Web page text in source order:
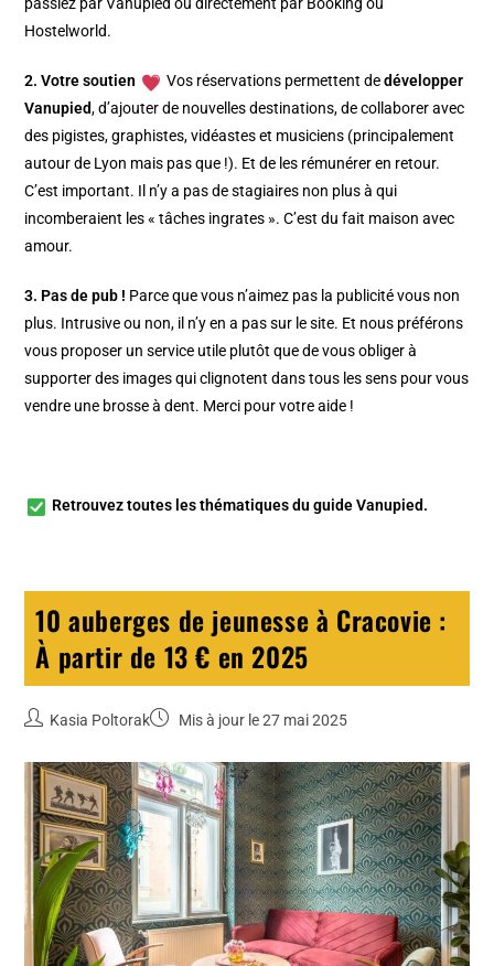
passiez par Vanupied ou directement par Booking ou
Hostelworld.
2. Votre soutien Vos réservations permettent dedévelopper
Vanupied, d’ajouter de nouvelles destinations, de collaborer avec
des pigistes, graphistes, vidéastes et musiciens (principalement
autour de Lyon mais pas que !). Et de les rémunérer en retour.
C’est important. Il n’y a pas de stagiaires non plus à qui
incomberaient les « tâches ingrates ». C’est du fait maison avec
amour.
3. Pas de pub ! Parce que vous n’aimez pas la publicité vous non
plus. Intrusive ou non, il n’y en a pas sur le site. Et nous préférons
vous proposer un service utile plutôt que de vous obliger à
supporter des images qui clignotent dans tous les sens pour vous
vendre une brosse à dent. Merci pour votre aide !
Retrouvez toutes lesthématiques du guide Vanupied.
10 auberges de jeunesse à Cracovie :
À partir de 13 € en 2025
Kasia Poltorak Mis à jour le 27 mai 2025